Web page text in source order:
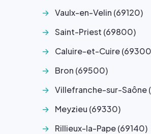
Vaulx-en-Velin (69120)
Saint-Priest (69800)
Caluire-et-Cuire
Bron (69500)
Villefranche-sur-Saône
Meyzieu (69330)
Rillieux-la-Pape (69140)